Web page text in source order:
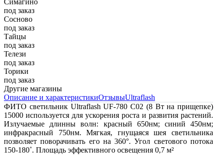
Симагино
под заказ
Сосново
под заказ
Тайцы
под заказ
Телези
под заказ
Торики
под заказ
Другие магазины
Описание и характеристикиОтзывыUltraflash
ФИТО светильник Ultraflash UF-780 C02 (8 Вт на прищепке)
15000 используется для ускорения роста и развития растений.
Излучаемые длинны волн: красный 650нм; синий 450нм;
инфракрасный 750нм. Мягкая, гнущаяся шея светильника
позволяет поворачивать его на 360°. Угол светового потока
150-180˚. Площадь эффективного освещения 0,7 м²